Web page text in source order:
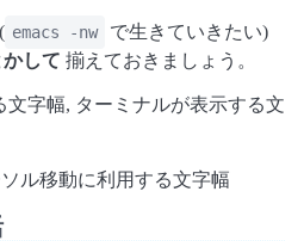
emacs -nw
で生きていきたい)
して 揃えておきましょう。
文字幅, ターミナルが表示する文
ル移動に利用する文字幅